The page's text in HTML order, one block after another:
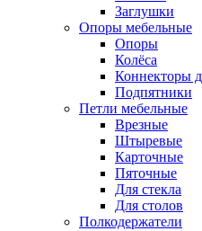
Заглушки
Опоры мебельные
Опоры
Колёса
Коннекторы
Подпятники
Петли мебельные
Врезные
Штыревые
Карточные
Пяточные
Для стекла
Для столов
Полкодержатели